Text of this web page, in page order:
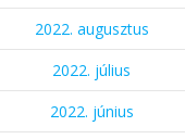
2022. augusztus
2022. július
2022. június